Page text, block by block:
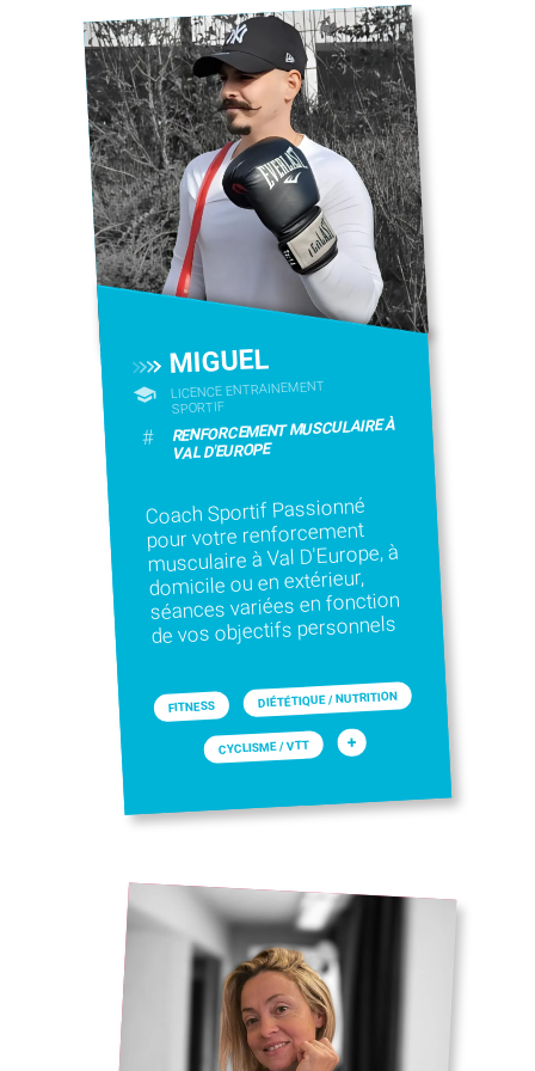
MIGUEL
LICENCE ENTRAINEMENT
SPORTIF
# RENFORCEMENT MUSCULAIRE À
VAL D'EUROPE
Coach Sportif Passionné
pour votre renforcement
musculaire à Val D'Europe, à
domicile ou en extérieur,
séances variées en fonction
de vos objectifs personnels
FITNESS DIÉTÉTIQUE / NUTRITION
CYCLISME / VTT +